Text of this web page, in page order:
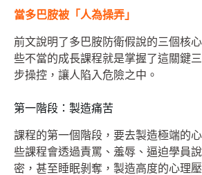
當多巴胺被「人為操弄」
前文說明了多巴胺防衛假說的三個核
些不當的成長課程就是掌握了這關鍵
步操控，讓人陷入危險之中。
第一階段：製造痛苦
課程的第一個階段，要去製造極端的
些課程會透過責罵、羞辱、逼迫學員
密，甚至睡眠剝奪，製造高度的心理壓